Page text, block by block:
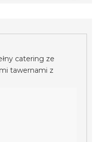
catering ze
tawernami z